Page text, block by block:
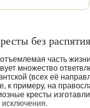
без
часть
множество
(всех её
к примеру, на
кресты